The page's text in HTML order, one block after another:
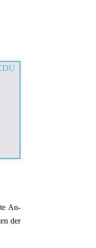
An­­
der